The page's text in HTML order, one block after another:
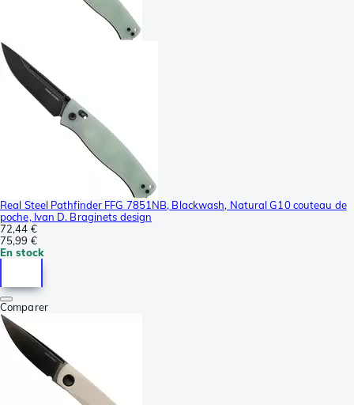
Real Steel Pathfinder FFG 7851NB, Blackwash, Natural G10 couteau de
poche, Ivan D. Braginets design
72,44 €
75,99 €
En stock
Comparer